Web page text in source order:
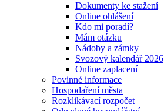
Dokumenty ke stažení
Online ohlášení
Kdo mi poradí?
Mám otázku
Nádoby a zámky
Svozový kalendář 2026
Online zaplacení
Povinné informace
Hospodaření města
Rozklikávací rozpočet